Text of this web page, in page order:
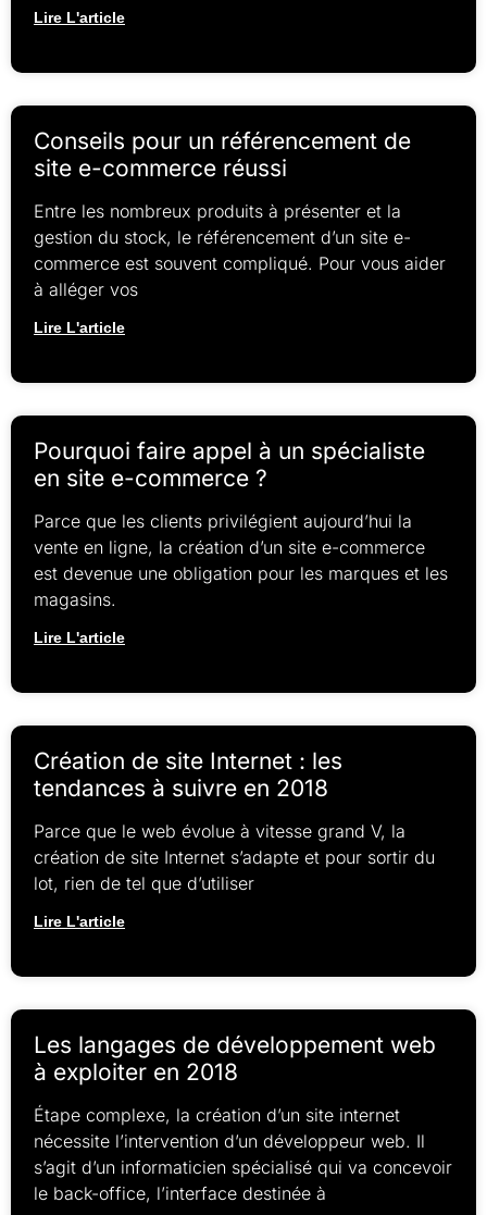
Lire L'article
Conseils pour un référencement de
site e-commerce réussi
Entre les nombreux produits à présenter et la
gestion du stock, le référencement d’un site e-
commerce est souvent compliqué. Pour vous aider
à alléger vos
Lire L'article
Pourquoi faire appel à un spécialiste
en site e-commerce ?
Parce que les clients privilégient aujourd’hui la
vente en ligne, la création d’un site e-commerce
est devenue une obligation pour les marques et les
magasins.
Lire L'article
Création de site Internet : les
tendances à suivre en 2018
Parce que le web évolue à vitesse grand V, la
création de site Internet s’adapte et pour sortir du
lot, rien de tel que d’utiliser
Lire L'article
Les langages de développement web
à exploiter en 2018
Étape complexe, la création d’un site internet
nécessite l’intervention d’un développeur web. Il
s’agit d’un informaticien spécialisé qui va concevoir
le back-office, l’interface destinée à